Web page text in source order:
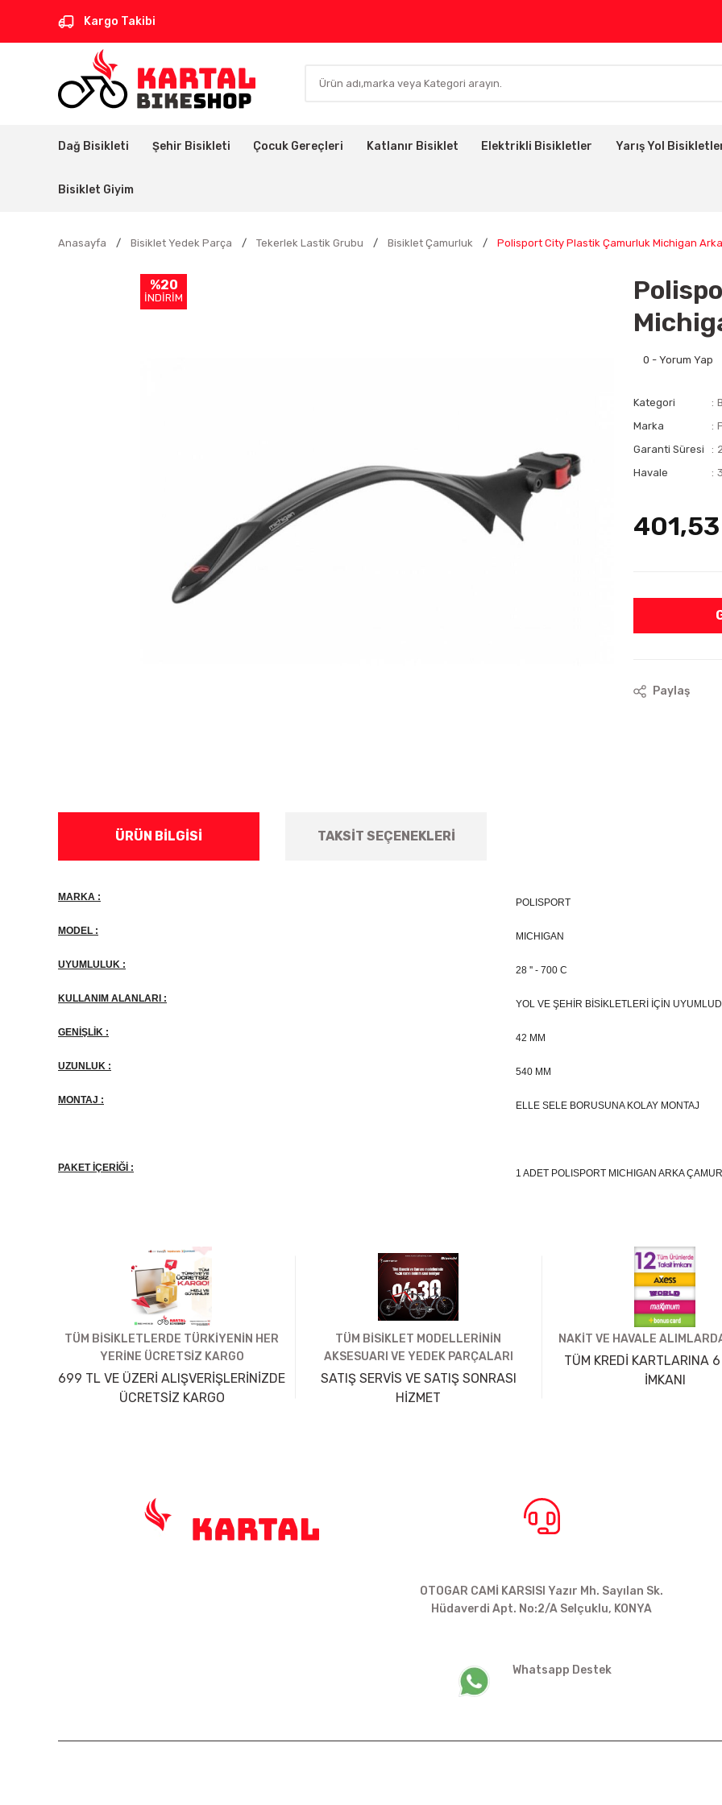
Kargo Takibi
Dağ Bisikleti Şehir Bisikleti Çocuk Gereçleri Katlanır Bisiklet Elektrikli Bisikletler Yarış Yol
Bisiklet Giyim
Anasayfa Bisiklet Yedek Parça Tekerlek Lastik Grubu Bisiklet Çamurluk Polisport City Plastik Çamurluk Michigan Arka
%20
İNDİRİM
0 - Yorum Yap
Kategori
Marka
Garanti Süresi
Havale
Paylaş
ÜRÜN BILGISI TAKSIT SEÇENEKLERI
MARKA :
MODEL :
UYUMLULUK :
KULLANIM ALANLARI :
GENİŞLİK :
UZUNLUK :
MONTAJ :
PAKET İÇERİĞİ :
POLISPORT
MICHIGAN
28 '' - 700 C
YOL VE ŞEHİR BİSİKLETLERİ İÇİN
42 MM
540 MM
ELLE SELE BORUSUNA KOLAY MONTAJ
1 ADET POLISPORT MICHIGAN ARKA
TÜM BİSİKLETLERDE TÜRKİYENİN HER
YERİNE ÜCRETSİZ KARGO
699 TL VE ÜZERİ ALIŞVERİŞLERİNİZDE
ÜCRETSİZ KARGO
TÜM BİSİKLET MODELLERİNİN
AKSESUARI VE YEDEK PARÇALARI
SATIŞ SERVİS VE SATIŞ SONRASI
HİZMET
NAKİT VE HAVALE
TÜM KREDİ KARTLARINA
İMKANI
OTOGAR CAMİ KARSISI Yazır Mh. Sayılan Sk.
Hüdaverdi Apt. No:2/A Selçuklu, KONYA
Whatsapp Destek